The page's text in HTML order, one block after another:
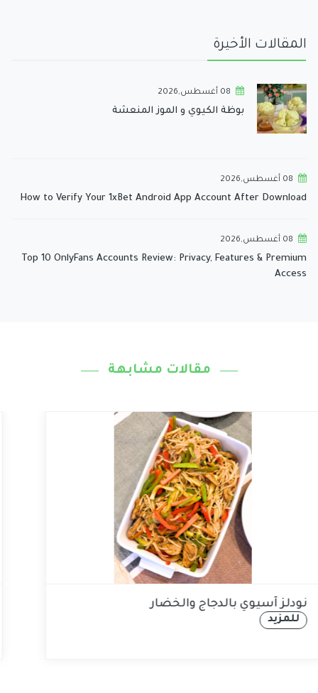
المقالات الأخيرة
08 أغسطس,2026
بوظة الكيوي و الموز المنعشة
08 أغسطس,2026
How to Verify Your 1xBet Android App Account After Download
08 أغسطس,2026
Top 10 OnlyFans Accounts Review: Privacy, Features & Premium
Access
مقالات مشابهة
نودلز آسيوي بالدجاج والخضار
للمزيد